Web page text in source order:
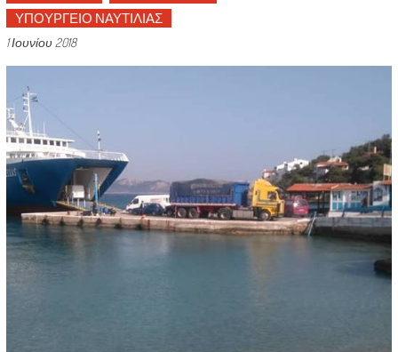
ΥΠΟΥΡΓΕΙΟ ΝΑΥΤΙΛΙΑΣ
1 Ιουνίου 2018